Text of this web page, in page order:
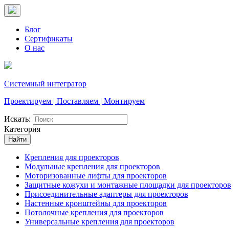
Блог
Сертификаты
О нас
Системный интегратор
Проектируем | Поставляем | Монтируем
Искать:
Категория
Найти
Крепления для проекторов
Модульные крепления для проекторов
Моторизованные лифты для проекторов
Защитные кожухи и монтажные площадки для проекторов
Присоединительные адаптеры для проекторов
Настенные кронштейны для проекторов
Потолочные крепления для проекторов
Универсальные крепления для проекторов